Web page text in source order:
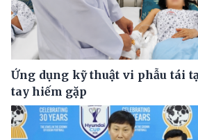
Ứng dụng kỹ thuật vi phẫu tái
tay hiếm gặp